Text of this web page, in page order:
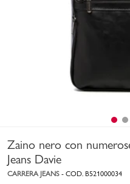
Zaino nero con
Jeans Davie
CARRERA JEANS - COD. B521000034